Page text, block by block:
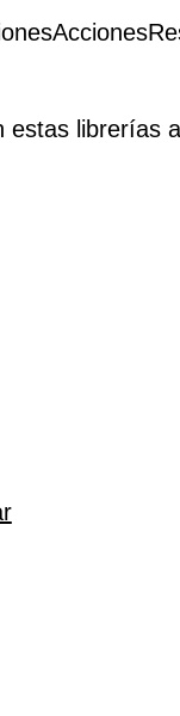
Acciones
estas librerías